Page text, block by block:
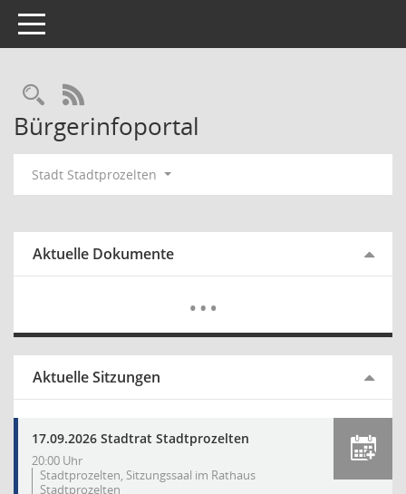
Toggle navigation
RSS-Feed
Bürgerinfoportal
Stadt Stadtprozelten
Aktuelle Dokumente
…Mehr
Aktuelle Sitzungen
17.09.2026 Stadtrat Stadtprozelten
20:00 Uhr
Stadtprozelten, Sitzungssaal im Rathaus
Stadtprozelten